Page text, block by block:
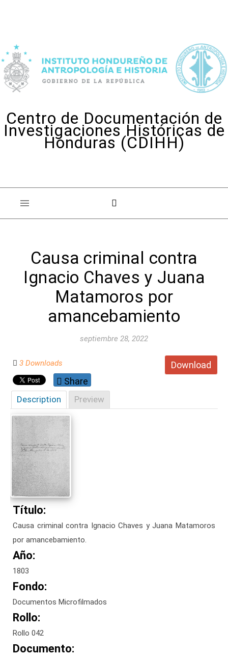
Centro de Documentación de
Investigaciones Históricas de
Honduras (CDIHH)
Causa criminal contra
Ignacio Chaves y Juana
Matamoros por
amancebamiento
septiembre 28, 2022
Download
3 Downloads
Share
Description Preview
Título:
Causa criminal contra Ignacio Chaves y Juana Matamoros
por amancebamiento.
Año:
1803
Fondo:
Documentos Microfilmados
Rollo:
Rollo 042
Documento: